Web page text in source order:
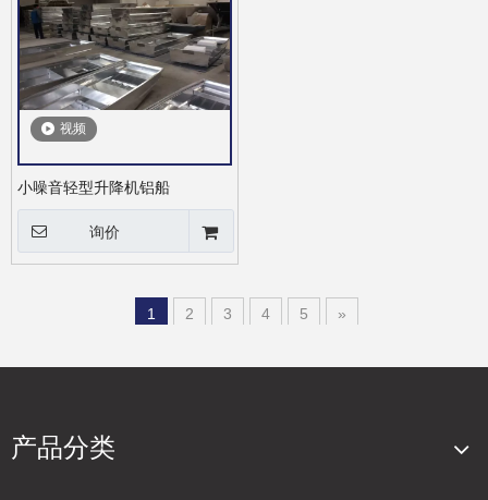
视频
小噪音轻型升降机铝船
询价
1 2 3 4 5 »
产品分类